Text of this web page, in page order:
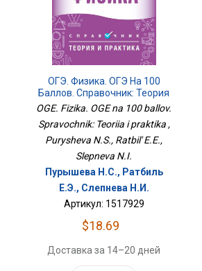
ОГЭ. Физика. ОГЭ На 100
Баллов. Справочник: Теория
И Практика
OGE. Fizika. OGE na 100 ballov.
Spravochnik: Teoriia i praktika ,
Purysheva N.S., Ratbil' E.E.,
Slepneva N.I.
Пурышева Н.С., Ратбиль
Е.Э., Слепнева Н.И.
Артикул: 1517929
$18.69
Доставка за 14–20 дней